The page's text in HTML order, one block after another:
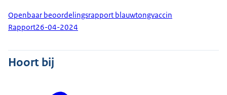
Openbaar beoordelingsrapport blauwtongvaccin
Rapport26-04-2024
Hoort bij